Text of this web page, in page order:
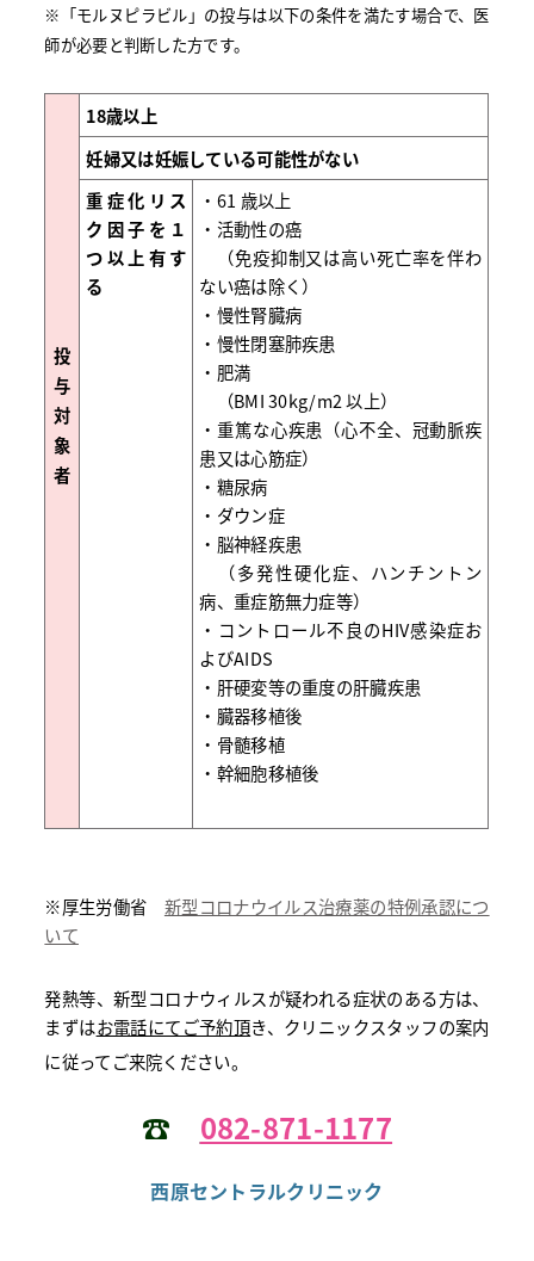
※「モルヌピラビル」の投与は以下の条件を満たす場合で、医
師が必要と判断した方です。
投
与
対
象
者
18歳以上
妊婦又は妊娠している可能性がない
重症化リス
ク因子を１
つ以上有す
る
・61 歳以上
・活動性の癌
（免疫抑制又は高い死亡率を伴わ
ない癌は除く）
・慢性腎臓病
・慢性閉塞肺疾患
・肥満
（BMI 30kg/m2 以上）
・重篤な心疾患（心不全、冠動脈疾
患又は心筋症）
・糖尿病
・ダウン症
・脳神経疾患
（多発性硬化症、ハンチントン
病、重症筋無力症等）
・コントロール不良のHIV感染症お
よびAIDS
・肝硬変等の重度の肝臓疾患
・臓器移植後
・骨髄移植
・幹細胞移植後
※厚生労働省 新型コロナウイルス治療薬の特例承認につ
いて
発熱等、新型コロナウィルスが疑われる症状のある方は、
まずはお電話にてご予約頂き、クリニックスタッフの案内
に従ってご来院ください。
☎ 082-871-1177
西原セントラルクリニック